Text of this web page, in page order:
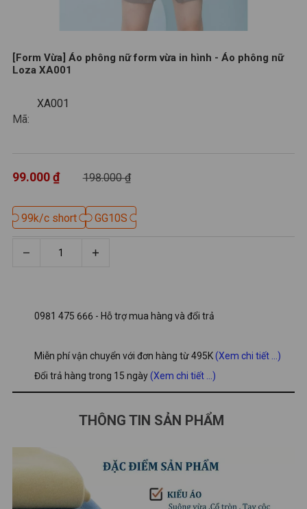
[Form Vừa] Áo phông nữ form vừa in hình - Áo phông nữ
Loza XA001
Mã:
198.000 ₫
99.000 ₫
0981 475 666 - Hỗ trợ mua hàng và đổi trả
Miễn phí vận chuyển với đơn hàng từ 495K(Xem chi tiết ...)
Đổi trả hàng trong 15 ngày(Xem chi tiết ...)
XA001
99k/c short
99k/c short GG10S
GG10S
THÔNG TIN SẢN PHẨM